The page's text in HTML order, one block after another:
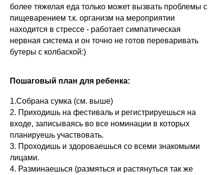
более тяжелая еда только может вызвать проблемы с
пищеварением т.к. организм на мероприятии
находится в стрессе - работает симпатическая
нервная система и он точно не готов переваривать
бутеры с колбаской:)
Пошаговый план для ребенка:
1.Собрана сумка (см. выше)
2. Приходишь на фестиваль и регистрируешься на
входе, записываясь во все номинации в которых
планируешь участвовать.
3. Проходишь и здороваешься со всеми знакомыми
лицами.
4. Разминаешься (размяться и растянуться так же